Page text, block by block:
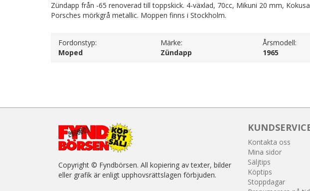
Zündapp från -65 renoverad till toppskick. 4-växlad, 70cc, Mikuni 20 mm,
Porsches mörkgrå metallic. Moppen finns i Stockholm.
Fordonstyp:
Moped
Märke:
Zündapp
Årsmodell:
1965
Copyright © Fyndbörsen. All kopiering av texter, bilder
eller grafik är enligt upphovsrättslagen förbjuden.
Kontakta oss
Mina sidor
Säljtips
Köptips
Stoppdagar